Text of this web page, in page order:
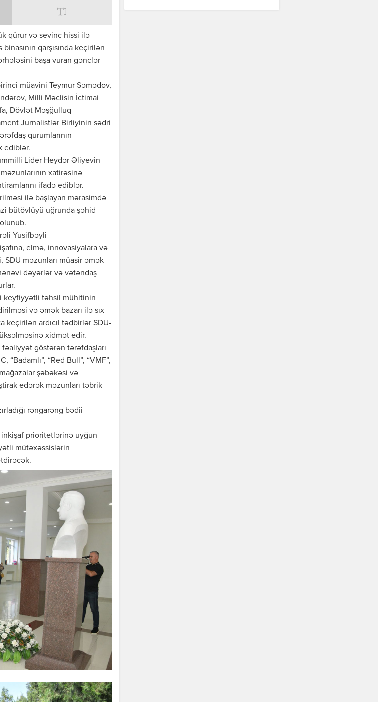
qürur və sevinc hissi ilə
qarşısında keçirilən
başa vuran gənclər
müavini Teymur Səmədov,
Milli Məclisin İctimai
Dövlət Məşğulluq
Jurnalistlər Birliyinin sədri
qurumlarının
ediblər.
Lider Heydər Əliyevin
xatirəsinə
ifadə ediblər.
ilə başlayan mərasimdə
bütövlüyü uğrunda şəhid
Yusifbəyli
elmə, innovasiyalara və
məzunları müasir əmək
dəyərlər və vətəndaş
keyfiyyətli təhsil mühitinin
və əmək bazarı ilə sıx
keçirilən ardıcıl tədbirlər SDU-
xidmət edir.
göstərən tərəfdaşları
“Red Bull”, “VMF”,
şəbəkəsi və
edərək məzunları təbrik
rəngarəng bədii
inkişaf prioritetlərinə uyğun
mütəxəssislərin